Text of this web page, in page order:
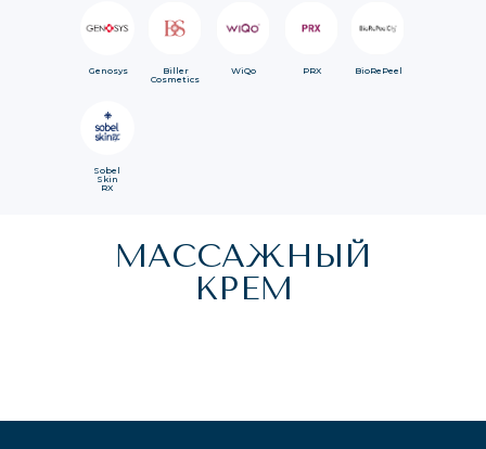
Genosys
Biller
Cosmetics
WiQo BioRePeel
PRX
Sobel
Skin
RX
МАССАЖНЫЙ
КРЕМ